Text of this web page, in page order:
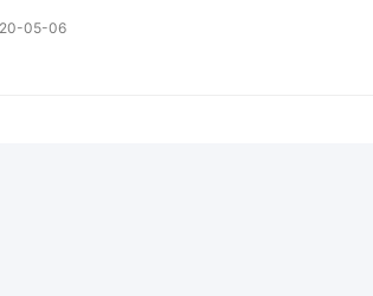
05-06